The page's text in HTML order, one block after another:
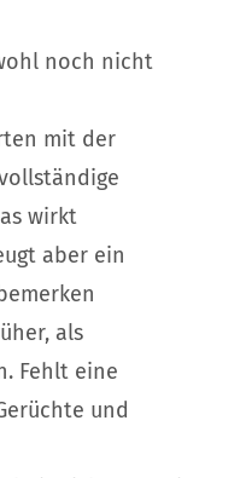
noch nicht
mit der
wirkt
aber ein
als
Fehlt eine
und